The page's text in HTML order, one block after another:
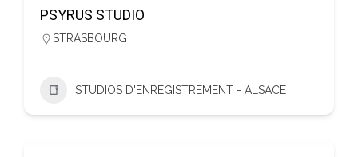
PSYRUS STUDIO
STRASBOURG
STUDIOS D'ENREGISTREMENT - ALSACE